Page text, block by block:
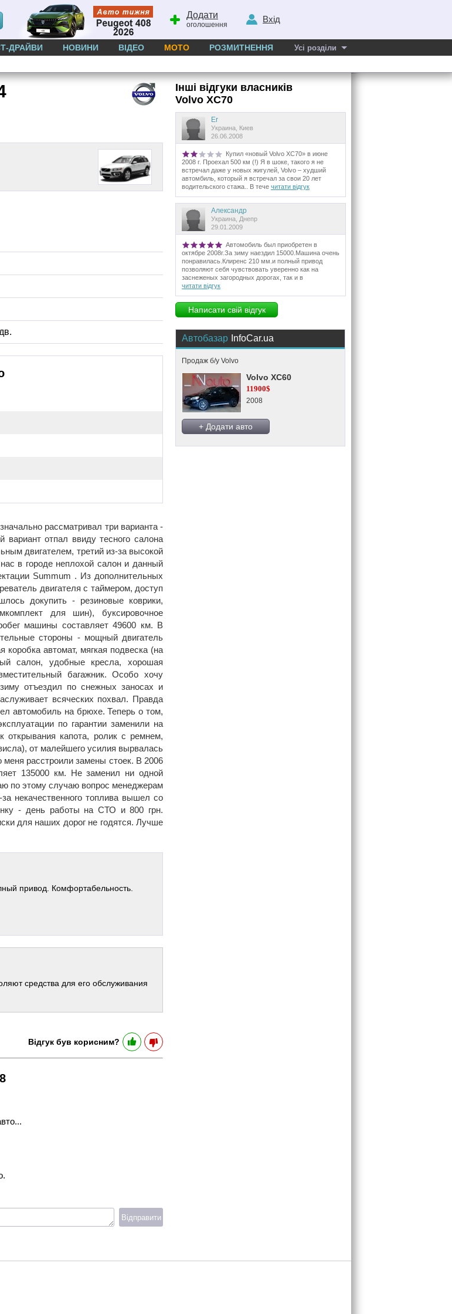
Додати
оголошення
Вхід
ДРАЙВИ НОВИНИ ВІДЕО МОТО РОЗМИТНЕННЯ Усі розділи
рассматривал три варианта -
отпал ввиду тесного салона
двигателем, третий из-за высокой
в городе неплохой салон и данный
Summum . Из дополнительных
двигателя с таймером, доступ
докупить - резиновые коврики,
для шин), буксировочное
машины составляет 49600 км. В
стороны - мощный двигатель
автомат, мягкая подвеска (на
салон, удобные кресла, хорошая
багажник. Особо хочу
отъездил по снежных заносах и
всяческих похвал. Правда
автомобиль на брюхе. Теперь о том,
по гарантии заменили на
капота, ролик с ремнем,
от малейшего усилия вырвалась
меня расстроили замены стоек. В 2006
135000 км. Не заменил ни одной
по этому случаю вопрос менеджерам
некачественного топлива вышел со
- день работы на СТО и 800 грн.
для наших дорог не годятся. Лучше
привод. Комфортабельность.
средства для его обслуживания
Відгук був корисним?
Відправити
Інші відгуки власників
Volvo XC70
Er
Украина, Киев
26.06.2008
Купил «новый Volvo ХС70» в июне
2008 г. Проехал 500 км (!) Я в шоке, такого я не
встречал даже у новых жигулей, Volvo – худший
автомбиль, который я встречал за свои 20 лет
водительского стажа.. В тече читати відгук
Александр
Украина, Днепр
29.01.2009
Автомобиль был приобретен в
октябре 2008г.За зиму наездил 15000.Машина очень
понравилась.Клиренс 210 мм.и полный привод
позволяют себя чувствовать уверенно как на
заснеженых загородных дорогах, так и в
читати відгук
Написати свій відгук
Автобазар InfoCar.ua
Продаж б/у Volvo
Volvo XC60
11900$
2008
+ Додати авто